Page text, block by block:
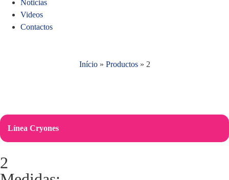
Noticias
Videos
Contactos
Início» Productos» 2
Línea Cryones
2